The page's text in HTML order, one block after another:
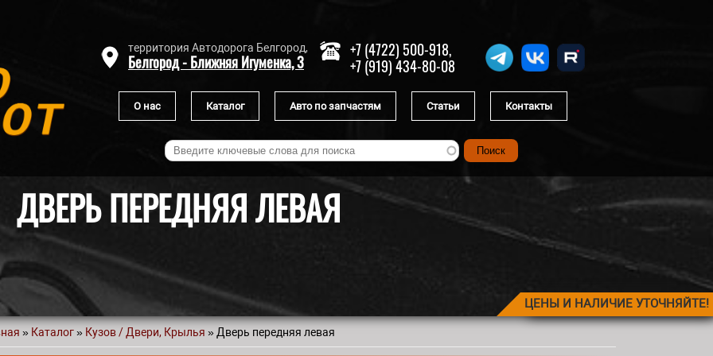
территория Автодорога Белгород,
Белгород - Ближняя Игуменка, 3
+7 (4722) 500-918,
+7 (919) 434-80-08
О нас Каталог Авто по запчастям Статьи Контакты
ДВЕРЬ ПЕРЕДНЯЯ ЛЕВАЯ
ЦЕНЫ И НАЛИЧИЕ УТОЧНЯЙТЕ!
» Каталог» Кузов / Двери, Крылья » Дверь передняя левая